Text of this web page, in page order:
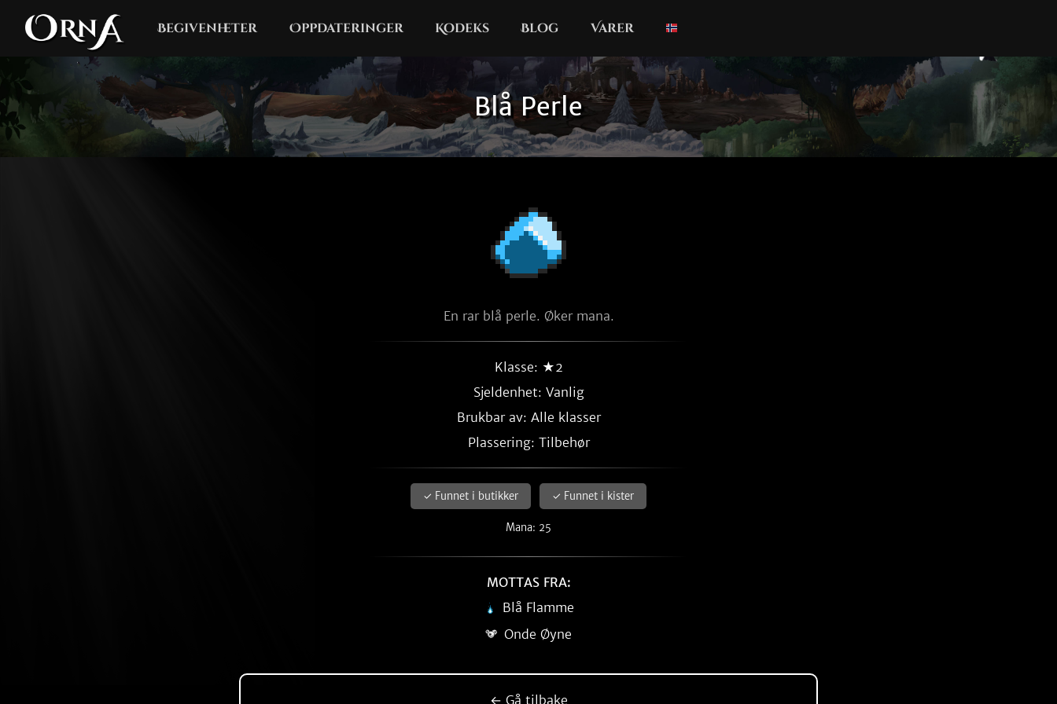
Begivenheter Oppdateringer Kodeks Blog Varer
Blå Perle
En rar blå perle. Øker mana.
Klasse: ★2
Sjeldenhet: Vanlig
Brukbar av: Alle klasser
Plassering: Tilbehør
✓ Funnet i butikker ✓ Funnet i kister
Mana: 25
MOTTAS FRA:
Blå Flamme
Onde Øyne
← Gå tilbake